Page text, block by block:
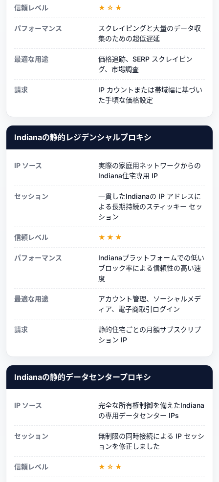
信頼レベル ★☆★
パフォーマンス
スクレイピングと大量のデータ収
集のための超低遅延
最適な用途
価格追跡、SERP スクレイピン
グ、市場調査
請求
IP カウントまたは帯域幅に基づい
た手頃な価格設定
Indianaの静的レジデンシャルプロキシ
IP ソース
実際の家庭用ネットワークからの
Indiana住宅専用 IP
セッション
一貫したIndianaの IP アドレスに
よる長期持続のスティッキー セッ
ション
信頼レベル ★★★
パフォーマンス
Indianaプラットフォームでの低い
ブロック率による信頼性の高い速
度
最適な用途
アカウント管理、ソーシャルメデ
ィア、電子商取引ログイン
請求
静的住宅ごとの月額サブスクリプ
ション IP
Indianaの静的データセンタープロキシ
IP ソース
完全な所有権制御を備えたIndiana
の専用データセンター IPs
セッション
無制限の同時接続による IP セッシ
ョンを修正しました
信頼レベル ★☆★